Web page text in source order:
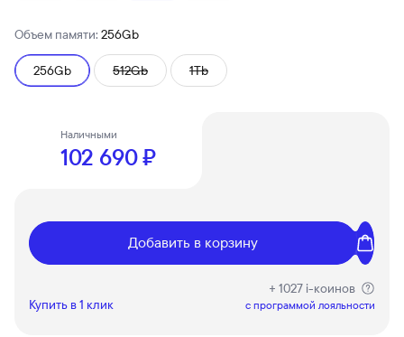
Объем памяти: 256Gb
256Gb 512Gb 1Tb
Наличными
102 690 ₽
Добавить в корзину
Купить в 1 клик
+ 1027 i-коинов
c программой лояльности